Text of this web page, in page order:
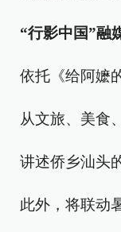
“行影中国”融
依托《给阿嬷
从文旅、美食
讲述侨乡汕头
此外，将联动